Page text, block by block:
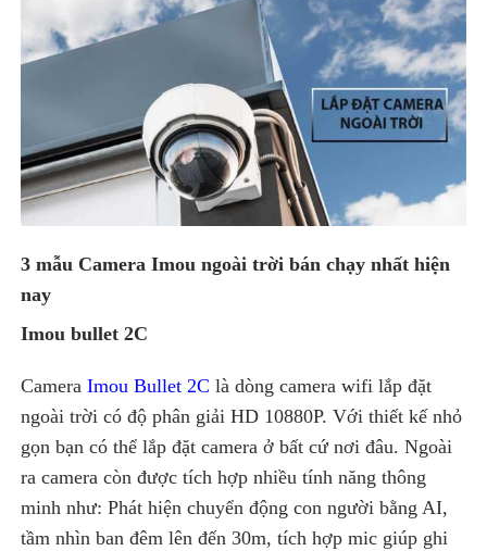
3 mẫu Camera Imou ngoài trời bán chạy nhất hiện
nay
Imou bullet 2C
CameraImou Bullet 2C là dòng camera wifi lắp đặt
ngoài trời có độ phân giải HD 10880P. Với thiết kế nhỏ
gọn bạn có thể lắp đặt camera ở bất cứ nơi đâu. Ngoài
ra camera còn được tích hợp nhiều tính năng thông
minh như: Phát hiện chuyển động con người bằng AI,
tầm nhìn ban đêm lên đến 30m, tích hợp mic giúp ghi